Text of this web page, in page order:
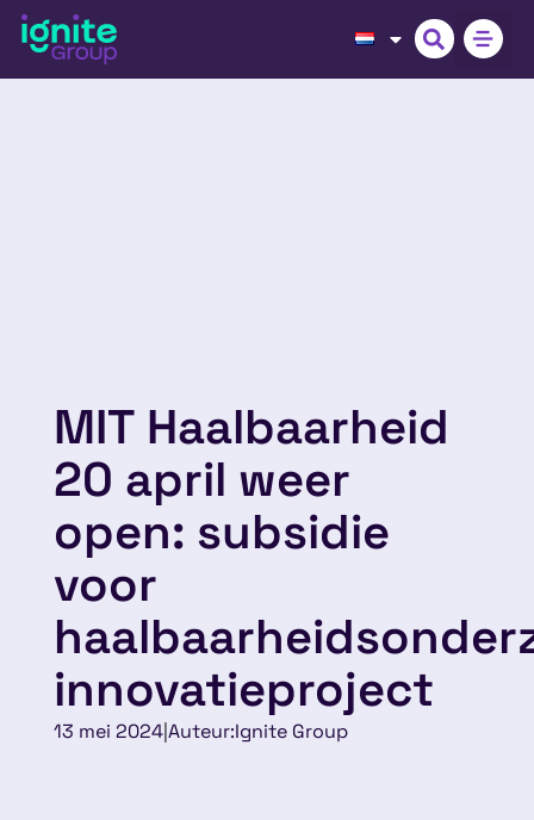
MIT Haalbaarheid
20 april weer
open: subsidie
voor
innovatieproject
13 mei 2024|Auteur:Ignite Group